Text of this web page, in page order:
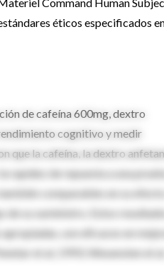
éticos especificados
de cafeína 600mg, dextro
cognitivo y medir
que la cafeína, la dextro
rapidez de repuesta a una
comparables en su
de su suministro. Estos
son eficaces en
et al, 1993; Wesensten et al,